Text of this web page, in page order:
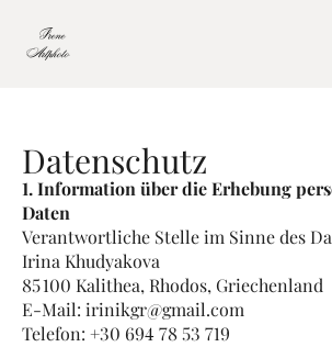
Datenschutz
1. Information über die Erhebung
Daten
Verantwortliche Stelle im Sinne des
Irina Khudyakova
85 100 Kalithea, Rhodos, Griechenland
E-Mail: irinikgr@gmail.com
Telefon: +30 694 78 53 719